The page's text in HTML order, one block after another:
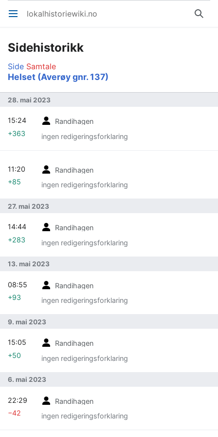
Åpne hovedmenyen lokalhistoriewiki.no Søk
Sidehistorikk
Side Samtale
Helset (Averøy gnr. 137)
28. mai 2023
Randihagen
ingen redigeringsforklaring
15:24
+363
Randihagen
ingen redigeringsforklaring
11:20
+85
27. mai 2023
Randihagen
ingen redigeringsforklaring
14:44
+283
13. mai 2023
Randihagen
ingen redigeringsforklaring
08:55
+93
9. mai 2023
Randihagen
ingen redigeringsforklaring
15:05
+50
6. mai 2023
Randihagen
ingen redigeringsforklaring
22:29
−42